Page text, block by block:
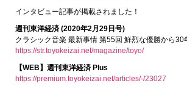
インタビュー記事が掲載されました！
週刊東洋経済 (2020年2月29日号)
クラシック音楽 最新事情 第55回 鮮烈な優勝から
https://str.toyokeizai.net/magazine/toyo/
【WEB】週刊東洋経済 Plus
https://premium.toyokeizai.net/articles/-/23027